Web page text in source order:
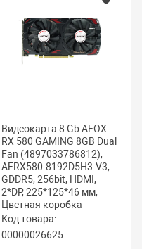
Видеокарта 8 Gb AFOX
RX 580 GAMING 8GB Dual
Fan (4897033786812),
AFRX580-8192D5H3-V3,
GDDR5, 256bit, HDMI,
2*DP, 225*125*46 мм,
Цветная коробка
Код товара:
00000026625